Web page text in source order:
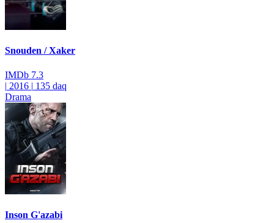
Snouden / Xaker
IMDb 7.3
| 2016 | 135 daq
Drama
Inson G'azabi